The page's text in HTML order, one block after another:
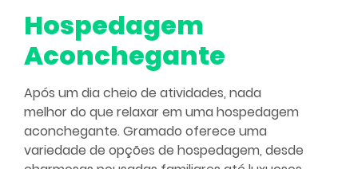
Hospedagem
Aconchegante
Após um dia cheio de atividades, nada
melhor do que relaxar em uma hospedagem
aconchegante. Gramado oferece uma
variedade de opções de hospedagem, desde